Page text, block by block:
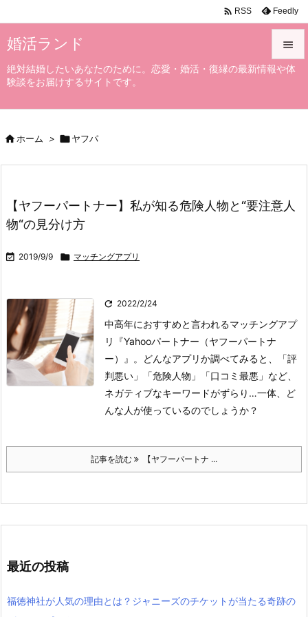
婚活ランド
絶対結婚したいあなたのために。恋愛・婚活・復縁の最新情報や体
験談をお届けするサイトです。




 RSS Feedly
ホーム > ヤフパ
【ヤフーパートナー】私が知る危険人物と“要注意人
物“の見分け方
 2019/9/9  マッチングアプリ
 2022/2/24
中高年におすすめと言われるマッチングアプ
リ『Yahooパートナー（ヤフーパートナ
ー）』。どんなアプリか調べてみると、「評
判悪い」「危険人物」「口コミ最悪」など、
ネガティブなキーワードがずらり…一体、ど
んな人が使っているのでしょうか？
記事を読む 【ヤフーパートナ ...
最近の投稿
福徳神社が人気の理由とは？ジャニーズのチケットが当たる奇跡の